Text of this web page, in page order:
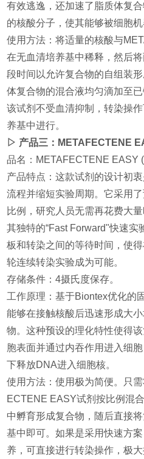
有效逃逸，还加速了脂质体复
的核酸分子，使其能够被细胞机
使用方法：将适量的核酸与
在无血清培养基中稀释，然后
段时间以允许复合物的自组装
体复合物的混合液均匀滴加至
该试剂不受血清抑制，转染操
养基中进行。
▷ 产品三：METAFECTENE
品名：METAFECTENE EASY
产品特点：这款试剂的设计初
流程并缩短实验周期。它采用
比例，研究人员无需再花费大
其独特的“Fast Forward"快速
板和转染之间的等待时间，使
轮连续转染实验成为可能。
存储条件：4摄氏度保存。
工作原理：基于Biontex优化的
能够在接触核酸后迅速形成大
物。这种预设的理化特性使得
胞表面并通过内吞作用进入细
下释放DNA进入细胞核。
使用方法：使用极为简便。只
ECTENE EASY试剂按比例混
中孵育形成复合物，随后直接
基中即可。如果是采用快速方
养，可直接进行转染操作，极大